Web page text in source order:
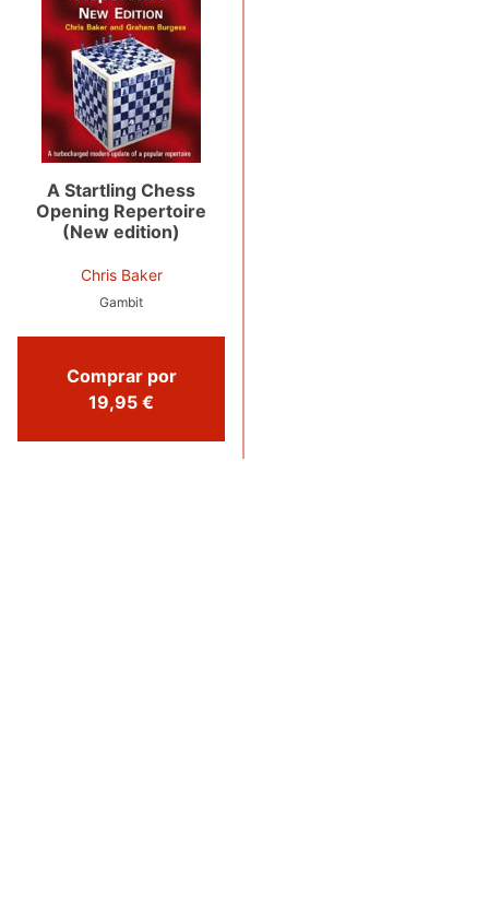
A Startling Chess
Opening Repertoire
(New edition)
Chris Baker
Gambit
Comprar por
19,95 €